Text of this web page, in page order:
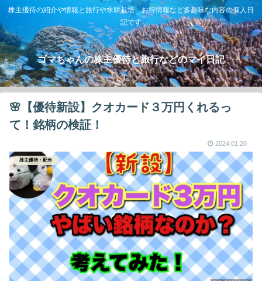
株主優待の紹介や情報と旅行や水耕栽培 お得情報など多趣味な内容の個人日
記です
ゴマちゃんの株主優待と旅行などのマイ日記
🌸【優待新設】クオカード３万円くれるっ
て！銘柄の検証！
2024.01.20
株主優待・配当